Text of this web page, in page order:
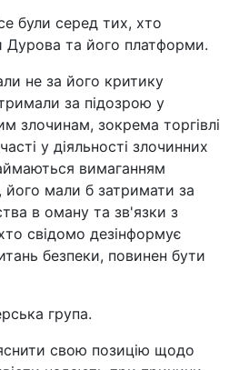
були серед тих, хто
Дурова та його платформи.
не за його критику
за підозрою у
злочинам, зокрема торгівлі
у діяльності злочинних
вимаганням
його мали б затримати за
в оману та зв'язки з
свідомо дезінформує
безпеки, повинен бути
група.
свою позицію щодо